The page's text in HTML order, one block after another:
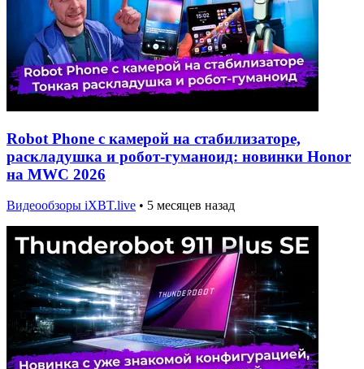
Robot Phone с камерой на стабилизаторе,
раскладушка и робот-гуманоид: новинки Honor
на MWC 2026
Видеообзоры iXBT.live • 5 месяцев назад